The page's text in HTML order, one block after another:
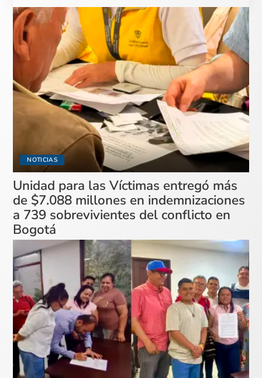
NOTICIAS
Unidad para las Víctimas entregó más
de $7.088 millones en indemnizaciones
a 739 sobrevivientes del conflicto en
Bogotá